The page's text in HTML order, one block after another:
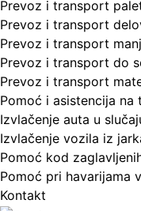
Prevoz i transport
Prevoz i transport
Prevoz i transport
Prevoz i transport do
Prevoz i transport
Pomoć i asistencija na
Izvlačenje auta u
Izvlačenje vozila iz
Pomoć kod
Pomoć pri havarijama
Kontakt